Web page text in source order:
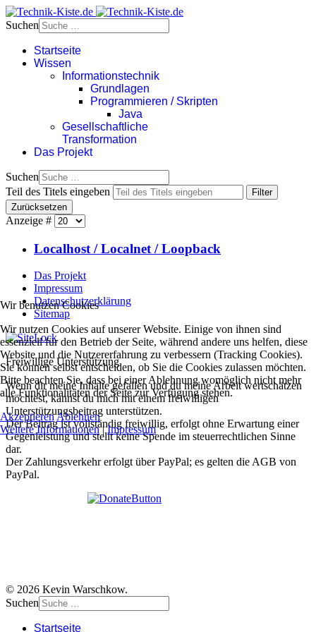
Suchen
Startseite
Wissen
Informationstechnik
Grundlagen
Programmieren / Skripten
Java
Gesellschaftliche
Transformation
Das Projekt
Suchen
Teil des Titels eingeben
Filter
Zurücksetzen
Anzeige #
Localhost / Localnet / Loopback
Das Projekt
Impressum
Datenschutzerklärung
Sitemap
Freiwillige Unterstützung
Wenn dir meine Inhalte gefallen und du meine Arbeit wertschätzen
möchtest, kannst du mich mit einem freiwilligen
Unterstützungsbeitrag unterstützen.
Der Beitrag ist vollständig freiwillig, erfolgt ohne Erwartung einer
Gegenleistung und stellt keine Spende im steuerrechtlichen Sinne
dar.
Der Zahlungsverkehr erfolgt über PayPal; es gelten die AGB von
PayPal.
© 2026 Kevin Warschkow.
Suchen
Startseite
Wir benutzen Cookies
Wir nutzen Cookies auf unserer Website. Einige von ihnen sind
essenziell für den Betrieb der Seite, während andere uns helfen, diese
Website und die Nutzererfahrung zu verbessern (Tracking Cookies).
Sie können selbst entscheiden, ob Sie die Cookies zulassen möchten.
Bitte beachten Sie, dass bei einer Ablehnung womöglich nicht mehr
alle Funktionalitäten der Seite zur Verfügung stehen.
AkzeptierenAblehnen
Weitere Informationen|Impressum